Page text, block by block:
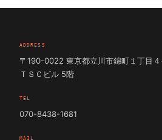
ADDRESS
〒190-0022 東京都立川市錦町１丁目４
ＴＳＣビル 5階
TEL
070-8438-1681
MAIL